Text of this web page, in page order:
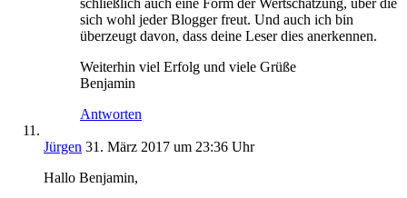
schließlich auch eine Form der Wertschätzung, über die
sich wohl jeder Blogger freut. Und auch ich bin
überzeugt davon, dass deine Leser dies anerkennen.
Weiterhin viel Erfolg und viele Grüße
Benjamin
Antworten
Jürgen 31. März 2017 um 23:36 Uhr
Hallo Benjamin,